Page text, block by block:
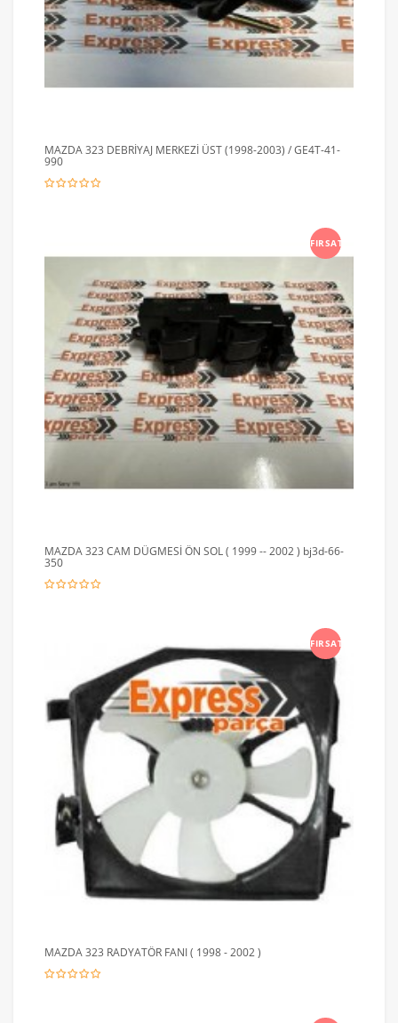
MAZDA 323 DEBRİYAJ MERKEZİ ÜST (1998-2003) / GE4T-41-
990
FIRSAT
MAZDA 323 CAM DÜGMESİ ÖN SOL ( 1999 -- 2002 ) bj3d-66-
350
FIRSAT
MAZDA 323 RADYATÖR FANI ( 1998 - 2002 )